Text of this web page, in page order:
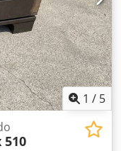
1 / 5
510